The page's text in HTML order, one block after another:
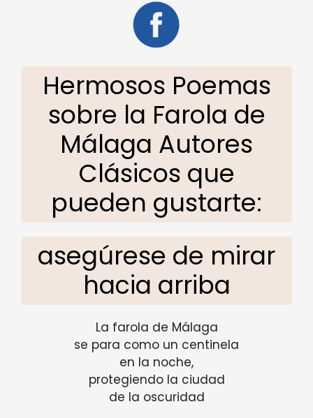
Hermosos Poemas
sobre la Farola de
Málaga Autores
Clásicos que
pueden gustarte:
asegúrese de mirar
hacia arriba
La farola de Málaga
se para como un centinela
en la noche,
protegiendo la ciudad
de la oscuridad